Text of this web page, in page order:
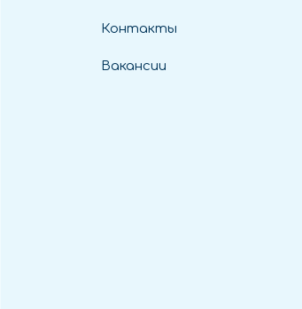
Контакты
Вакансии